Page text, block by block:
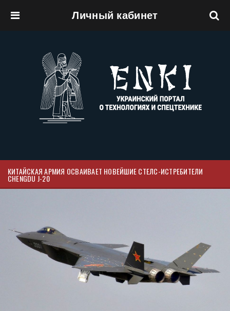
Личный кабинет
КИТАЙСКАЯ АРМИЯ ОСВАИВАЕТ НОВЕЙШИЕ СТЕЛС-ИСТРЕБИТЕЛИ
CHENGDU J-20